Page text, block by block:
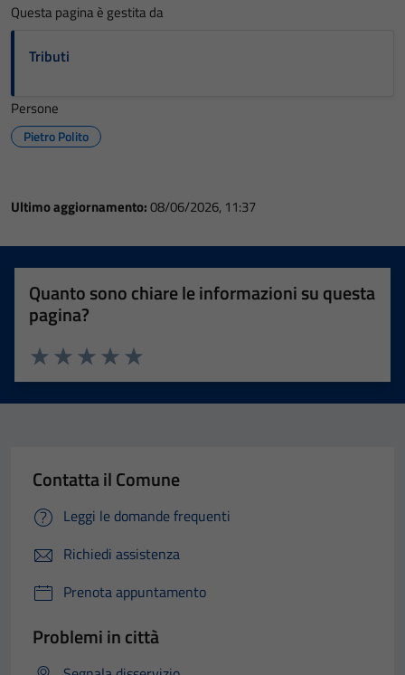
Questa pagina è gestita da
Tributi
Persone
Pietro Polito
Ultimo aggiornamento:08/06/2026, 11:37
Quanto sono chiare le informazioni su questa
pagina?
Valuta 5 stelle su 5
Valuta 4 stelle su 5
Valuta 3 stelle su 5
Valuta 2 stelle su 5
Valuta 1 stelle su 5
Contatta il Comune
Leggi le domande frequenti
Richiedi assistenza
Prenota appuntamento
Problemi in città